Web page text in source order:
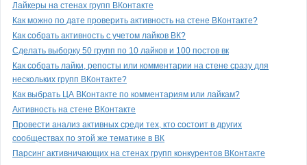
Лайкеры на стенах групп ВКонтакте
Как можно по дате проверить активность на стене ВКонтакте?
Как собрать активность с учетом лайков ВК?
Сделать выборку 50 групп по 10 лайков и 100 постов вк
Как собрать лайки, репосты или комментарии на стене сразу для
нескольких групп ВКонтакте?
Как выбрать ЦА ВКонтакте по комментариям или лайкам?
Активность на стене ВКонтакте
Провести анализ активных среди тех, кто состоит в других
сообществах по этой же тематике в ВК
Парсинг активничающих на стенах групп конкурентов ВКонтакте